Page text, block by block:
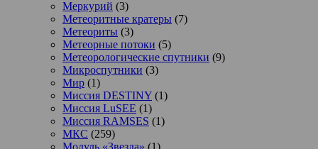
Меркурий (3)
Метеоритные кратеры (7)
Метеориты (3)
Метеорные потоки (5)
Метеорологические спутники (9)
Микроспутники (3)
Мир (1)
Миссия DESTINY (1)
Миссия LuSEE (1)
Миссия RAMSES (1)
МКС (259)
Модуль «Звезда» (1)